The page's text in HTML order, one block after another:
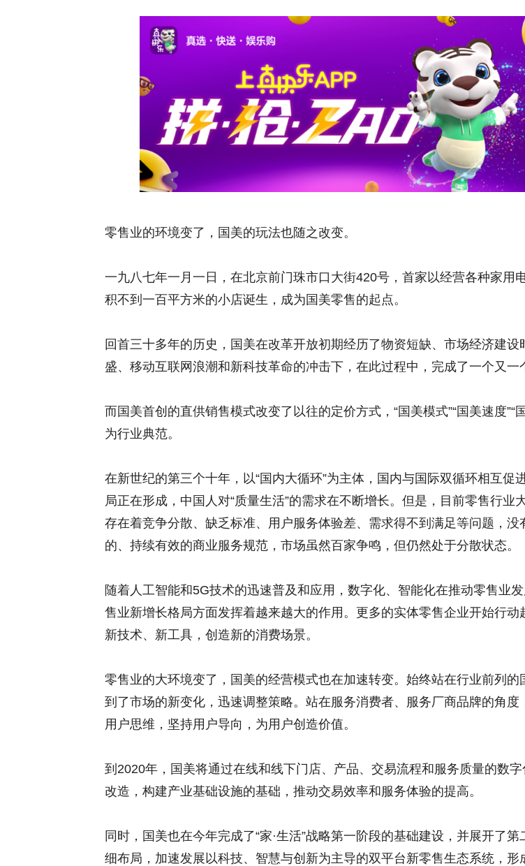
零售业的环境变了，国美的玩法也随之改变。
一九八七年一月一日，在北京前门珠市口大街420号，首家以经营各种家用
积不到一百平方米的小店诞生，成为国美零售的起点。
回首三十多年的历史，国美在改革开放初期经历了物资短缺、市场经济建设
盛、移动互联网浪潮和新科技革命的冲击下，在此过程中，完成了一个又一
而国美首创的直供销售模式改变了以往的定价方式，“国美模式”“国美速度”“
为行业典范。
在新世纪的第三个十年，以“国内大循环”为主体，国内与国际双循环相互促
局正在形成，中国人对“质量生活”的需求在不断增长。但是，目前零售行业
存在着竞争分散、缺乏标准、用户服务体验差、需求得不到满足等问题，没
的、持续有效的商业服务规范，市场虽然百家争鸣，但仍然处于分散状态。
随着人工智能和5G技术的迅速普及和应用，数字化、智能化在推动零售业
售业新增长格局方面发挥着越来越大的作用。更多的实体零售企业开始行动
新技术、新工具，创造新的消费场景。
零售业的大环境变了，国美的经营模式也在加速转变。始终站在行业前列的
到了市场的新变化，迅速调整策略。站在服务消费者、服务厂商品牌的角度
用户思维，坚持用户导向，为用户创造价值。
到2020年，国美将通过在线和线下门店、产品、交易流程和服务质量的数
改造，构建产业基础设施的基础，推动交易效率和服务体验的提高。
同时，国美也在今年完成了“家·生活”战略第一阶段的基础建设，并展开了第
细布局，加速发展以科技、智慧与创新为主导的双平台新零售生态系统，形